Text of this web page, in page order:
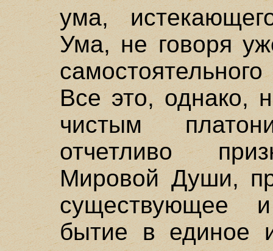
ума,
Ума, не говоря
Все это, однако,
чистым
отчетливо
Мировой Души,
существующее
бытие в единое